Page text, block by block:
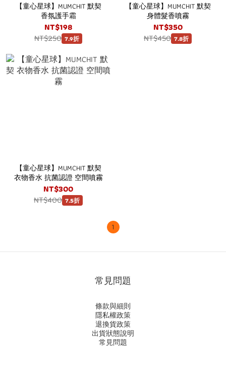
【童心星球】MUMCHIT 默契
香氛護手霜
NT$198
NT$250 7.9折
【童心星球】MUMCHIT 默契
身體髮香噴霧
NT$350
NT$450 7.8折
【童心星球】MUMCHIT 默契
衣物香水 抗菌認證 空間噴霧
NT$300
NT$400 7.5折
1
常見問題
條款與細則
隱私權政策
退換貨政策
出貨狀態說明
常見問題